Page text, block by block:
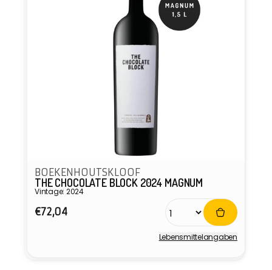
BOEKENHOUTSKLOOF
THE CHOCOLATE BLOCK 2024 MAGNUM
Vintage: 2024
Normaler
€72,04
Lebensmittel­angaben